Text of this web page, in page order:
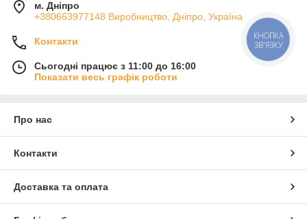
м. Дніпро
+380663977148 Виробництво, Дніпро, Україна
Контакти
Сьогодні працює з 11:00 до 16:00
Показати весь графік роботи
Про нас
Контакти
Доставка та оплата
КНОПКА
ЗВ'ЯЗКУ